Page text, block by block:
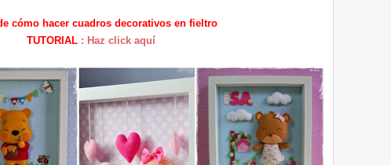
cómo hacer cuadros decorativos en fieltro
TUTORIAL : Haz click aquí